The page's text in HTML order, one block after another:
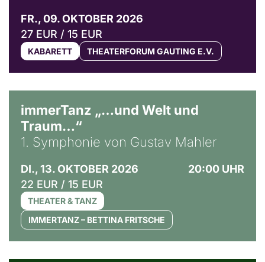
FR., 09. OKTOBER 2026
27 EUR / 15 EUR
KABARETT THEATERFORUM GAUTING E.V.
immerTanz „…und Welt und
Traum…“
1. Symphonie von Gustav Mahler
DI., 13. OKTOBER 2026
20:00 UHR
22 EUR / 15 EUR
THEATER & TANZ
IMMERTANZ – BETTINA FRITSCHE